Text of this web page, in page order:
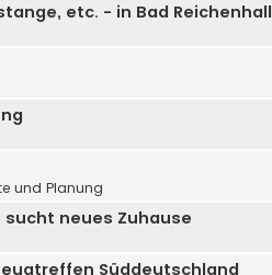
etc. - in Bad Reichenhall
und Planung
sucht neues Zuhause
Süddeutschland